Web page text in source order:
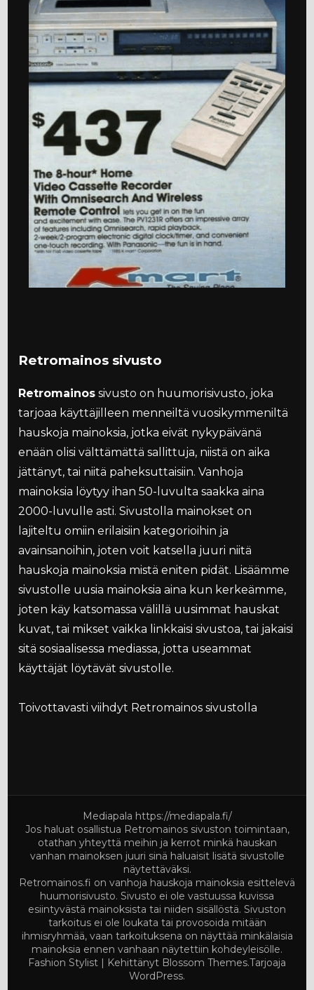
Retromainos sivusto
Retromainos sivusto on huumorisivusto, joka
tarjoaa käyttäjilleen menneiltä vuosikymmeniltä
hauskoja mainoksia, jotka eivät nykypäivänä
enään olisi välttämättä sallittuja, niistä on aika
jättänyt, tai niitä paheksuttaisiin. Vanhoja
mainoksia löytyy ihan 50-luvulta saakka aina
2000-luvulle asti. Sivustolla mainokset on
lajiteltu omiin erilaisiin kategorioihin ja
avainsanoihin, joten voit katsella juuri niitä
hauskoja mainoksia mistä eniten pidät. Lisäämme
sivustolle uusia mainoksia aina kun kerkeämme,
joten käy katsomassa välillä uusimmat hauskat
kuvat, tai mikset vaikka linkkaisi sivustoa, tai jakaisi
sitä sosiaalisessa mediassa, jotta useammat
käyttäjät löytävät sivustolle.
Toivottavasti viihdyt Retromainos sivustolla
Mediapala https://mediapala.fi/
Jos haluat osallistua Retromainos sivuston toimintaan,
otathan yhteyttä meihin ja kerrot minkä hauskan
vanhan mainoksen juuri sinä haluaisit lisätä sivustolle
näytettäväksi.
Retromainos.fi on vanhoja hauskoja mainoksia esittelevä
huumorisivusto. Sivusto ei ole vastuussa kuvissa
esiintyvästä mainoksista tai niiden sisällöstä. Sivuston
tarkoitus ei ole loukata tai provosoida mitään
ihmisryhmää, vaan tarkoituksena on näyttää minkälaisia
mainoksia ennen vanhaan näytettiin kohdeyleisölle.
Fashion Stylist | Kehittänyt Blossom Themes.Tarjoaja
WordPress.